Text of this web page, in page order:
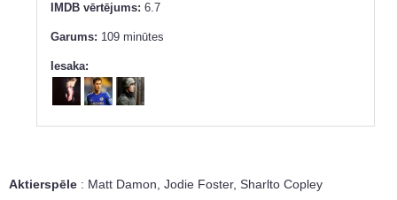
IMDB vērtējums: 6.7
Garums: 109 minūtes
Iesaka:
Aktierspēle : Matt Damon, Jodie Foster, Sharlto Copley